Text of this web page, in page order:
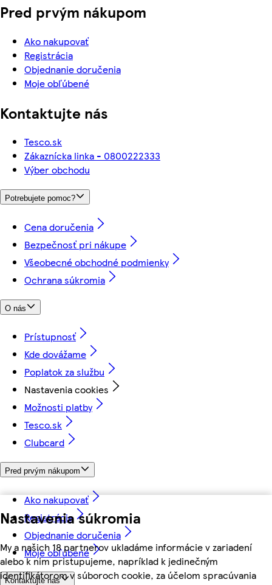
Nastavenia súkromia
My a našich 18 partnerov ukladáme informácie v zariadení
alebo k nim pristupujeme, napríklad k jedinečným
identifikátorom v súboroch cookie, za účelom spracúvania
Pred prvým nákupom
Ako nakupovať
Registrácia
Objednanie doručenia
Moje obľúbené
Kontaktujte nás
Tesco.sk
Zákaznícka linka - 0800222333
Výber obchodu
Potrebujete pomoc?
Cena doručenia
Bezpečnosť pri nákupe
Všeobecné obchodné podmienky
Ochrana súkromia
O nás
Prístupnosť
Kde dovážame
Poplatok za službu
Nastavenia cookies
Možnosti platby
Tesco.sk
Clubcard
Pred prvým nákupom
Ako nakupovať
Registrácia
Objednanie doručenia
Moje obľúbené
Kontaktujte nás